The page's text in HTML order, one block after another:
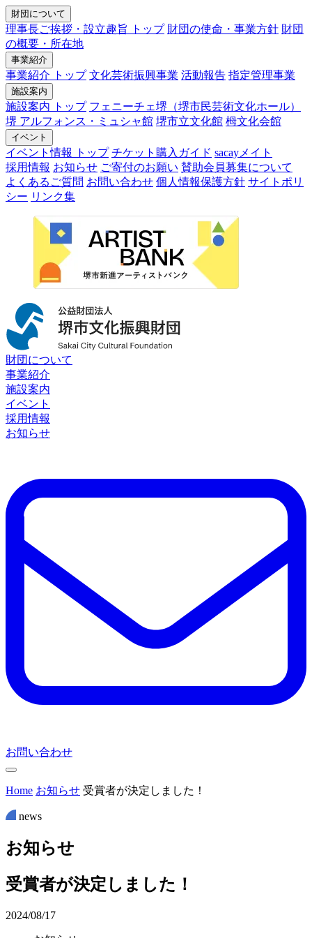
財団について
理事長ご挨拶・設立趣旨 トップ 財団の使命・事業方針 財団
の概要・所在地
事業紹介
事業紹介 トップ 文化芸術振興事業 活動報告 指定管理事業
施設案内
施設案内 トップ フェニーチェ堺（堺市民芸術文化ホール）
堺 アルフォンス・ミュシャ館 堺市立文化館 栂文化会館
イベント
イベント情報 トップ チケット購入ガイド sacayメイト
採用情報 お知らせ ご寄付のお願い 賛助会員募集について
よくあるご質問 お問い合わせ 個人情報保護方針 サイトポリ
シー リンク集
財団について
事業紹介
施設案内
イベント
採用情報
お知らせ
お問い合わせ
Home お知らせ 受賞者が決定しました！
news
お知らせ
受賞者が決定しました！
2024/08/17